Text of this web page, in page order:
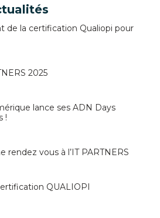
de la certification Qualiopi pour
2025
lance ses ADN Days
!
rendez vous à l’IT PARTNERS
QUALIOPI